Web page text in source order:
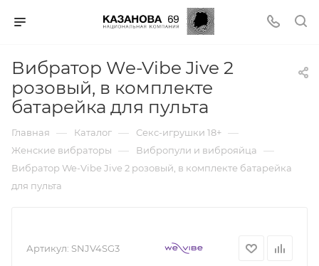
Вибратор We-Vibe Jive 2
розовый, в комплекте
батарейка для пульта
Главная — Каталог — Секс-игрушки 18+ —
Женские вибраторы — Вибропули и виброяйца —
Вибратор We-Vibe Jive 2 розовый, в комплекте батарейка
для пульта
Артикул: SNJV4SG3